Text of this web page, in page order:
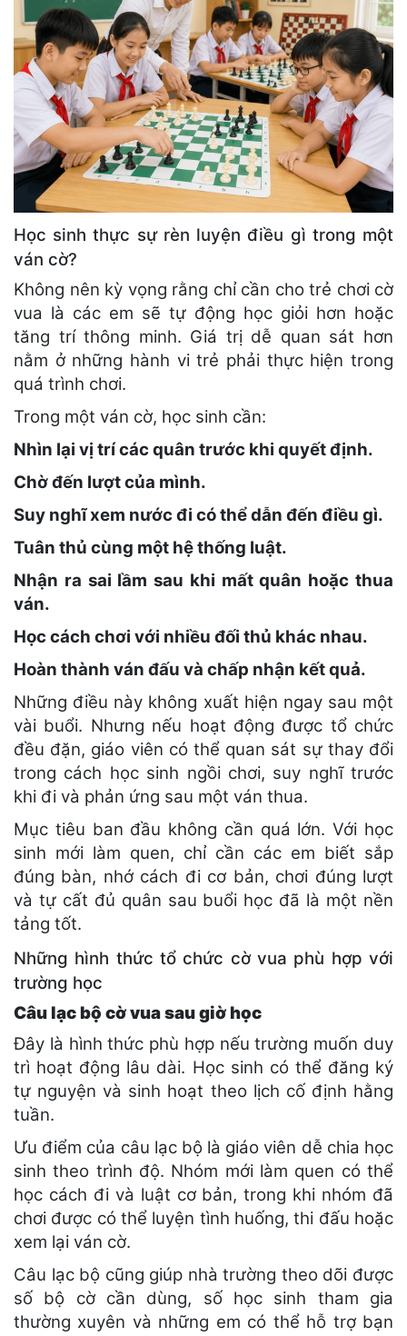
Học sinh thực sự rèn luyện điều gì trong một
ván cờ?
Không nên kỳ vọng rằng chỉ cần cho trẻ chơi cờ
vua là các em sẽ tự động học giỏi hơn hoặc
tăng trí thông minh. Giá trị dễ quan sát hơn
nằm ở những hành vi trẻ phải thực hiện trong
quá trình chơi.
Trong một ván cờ, học sinh cần:
Nhìn lại vị trí các quân trước khi quyết định.
Chờ đến lượt của mình.
Suy nghĩ xem nước đi có thể dẫn đến điều gì.
Tuân thủ cùng một hệ thống luật.
Nhận ra sai lầm sau khi mất quân hoặc thua
ván.
Học cách chơi với nhiều đối thủ khác nhau.
Hoàn thành ván đấu và chấp nhận kết quả.
Những điều này không xuất hiện ngay sau một
vài buổi. Nhưng nếu hoạt động được tổ chức
đều đặn, giáo viên có thể quan sát sự thay đổi
trong cách học sinh ngồi chơi, suy nghĩ trước
khi đi và phản ứng sau một ván thua.
Mục tiêu ban đầu không cần quá lớn. Với học
sinh mới làm quen, chỉ cần các em biết sắp
đúng bàn, nhớ cách đi cơ bản, chơi đúng lượt
và tự cất đủ quân sau buổi học đã là một nền
tảng tốt.
Những hình thức tổ chức cờ vua phù hợp với
trường học
Câu lạc bộ cờ vua sau giờ học
Đây là hình thức phù hợp nếu trường muốn duy
trì hoạt động lâu dài. Học sinh có thể đăng ký
tự nguyện và sinh hoạt theo lịch cố định hằng
tuần.
Ưu điểm của câu lạc bộ là giáo viên dễ chia học
sinh theo trình độ. Nhóm mới làm quen có thể
học cách đi và luật cơ bản, trong khi nhóm đã
chơi được có thể luyện tình huống, thi đấu hoặc
xem lại ván cờ.
Câu lạc bộ cũng giúp nhà trường theo dõi được
số bộ cờ cần dùng, số học sinh tham gia
thường xuyên và những em có thể hỗ trợ bạn